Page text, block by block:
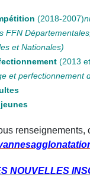
(2018-2007)
FFN
et Nationales)
(2013
et perfectionnement
renseignements,
NOUVELLES